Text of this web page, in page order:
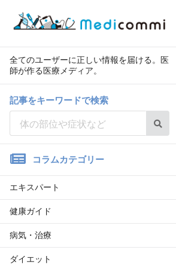
全てのユーザーに正しい情報を届ける。医
師が作る医療メディア。
記事をキーワードで検索
コラムカテゴリー
エキスパート
健康ガイド
病気・治療
ダイエット